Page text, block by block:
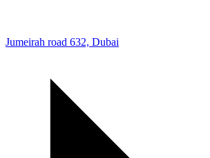
Jumeirah road 632, Dubai